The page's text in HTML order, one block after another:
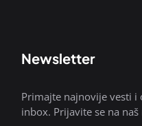
Newsletter
Primajte najnovije vesti
inbox. Prijavite se na